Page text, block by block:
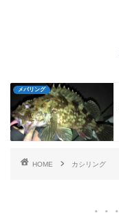
メバリング
HOME カシリング